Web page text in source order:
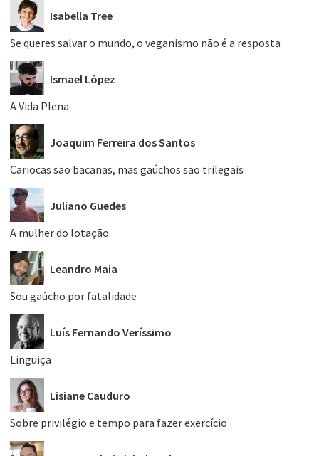
Isabella Tree
Se queres salvar o mundo, o veganismo não é a resposta
Ismael López
A Vida Plena
Joaquim Ferreira dos Santos
Cariocas são bacanas, mas gaúchos são trilegais
Juliano Guedes
A mulher do lotação
Leandro Maia
Sou gaúcho por fatalidade
Luís Fernando Veríssimo
Linguiça
Lisiane Cauduro
Sobre privilégio e tempo para fazer exercício